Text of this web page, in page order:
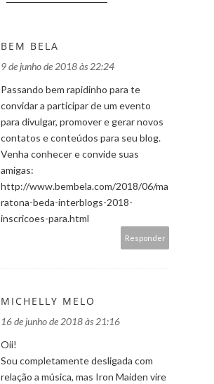
BEM BELA
9 de junho de 2018 às 22:24
Passando bem rapidinho para te
convidar a participar de um evento
para divulgar, promover e gerar novos
contatos e conteúdos para seu blog.
Venha conhecer e convide suas
amigas:
http://www.bembela.com/2018/06/ma
ratona-beda-interblogs-2018-
inscricoes-para.html
Responder
MICHELLY MELO
16 de junho de 2018 às 21:16
Oii!
Sou completamente desligada com
relação a música, mas Iron Maiden vire